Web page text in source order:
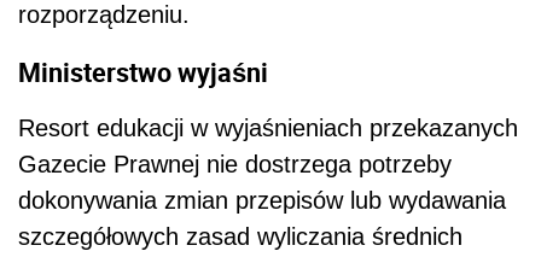
rozporządzeniu.
Ministerstwo wyjaśni
Resort edukacji w wyjaśnieniach przekazanych
Gazecie Prawnej nie dostrzega potrzeby
dokonywania zmian przepisów lub wydawania
szczegółowych zasad wyliczania średnich